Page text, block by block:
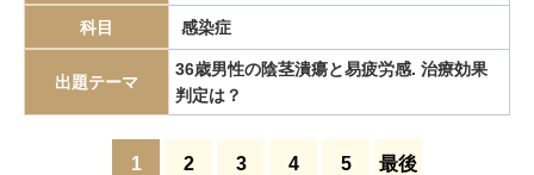
プレガバリン フローボリューム曲線
ベーチェット病 ヘパリン起因性血小板減少症
ペプチドホルモン
ヘリコバクターピロリ ヘルニア ベンゾジアゼピン
科目 感染症
出題テーマ
36歳男性の陰茎潰瘍と易疲労感. 治療効果
判定は？
1 2 3 4 5 最後